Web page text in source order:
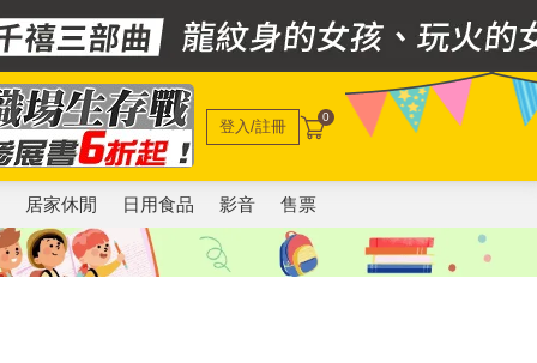
登入/註冊 0
居家休閒 日用食品 影音 售票